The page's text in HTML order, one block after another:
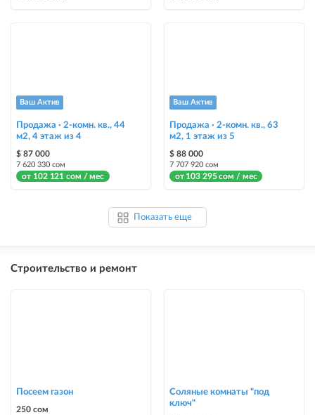
Ваш Актив
Продажа · 2-комн. кв., 44
м2, 4 этаж из 4
$ 87 000
7 620 330 сом
от 102 121 сом / мес
Ваш Актив
Продажа · 2-комн. кв., 63
м2, 1 этаж из 5
$ 88 000
7 707 920 сом
от 103 295 сом / мес
Показать еще
Строительство и ремонт
Посеем газон
250 сом
Соляные комнаты "под
ключ"